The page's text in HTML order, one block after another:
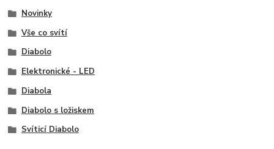
Novinky
Vše co svítí
Diabolo
Elektronické - LED
Diabola
Diabolo s ložiskem
Svíticí Diabolo